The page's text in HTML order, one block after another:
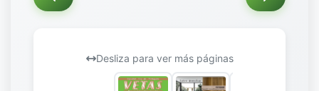
Desliza para ver más páginas